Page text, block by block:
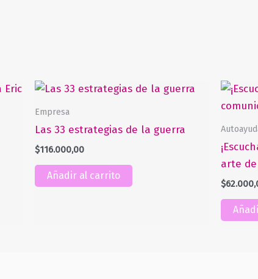
Empresa
Las 33 estrategias de la guerra
$116.000,00
Añadir al carrito
arte
$